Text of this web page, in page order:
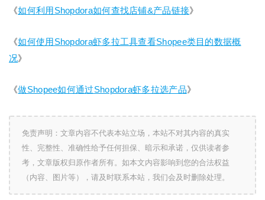
《如何利用Shopdora如何查找店铺&产品链接》
《如何使用Shopdora虾多拉工具查看Shopee类目的数据概
况》
《做Shopee如何通过Shopdora虾多拉选产品》
免责声明：文章内容不代表本站立场，本站不对其内容的真实
性、完整性、准确性给予任何担保、暗示和承诺，仅供读者参
考，文章版权归原作者所有。如本文内容影响到您的合法权益
（内容、图片等），请及时联系本站，我们会及时删除处理。